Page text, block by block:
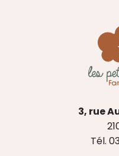
3, rue
Tél.